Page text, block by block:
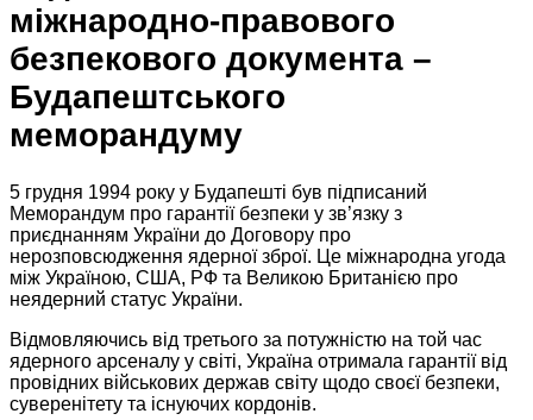
міжнародно-правового
безпекового документа –
Будапештського
меморандуму
5 грудня 1994 року у Будапешті був підписаний
Меморандум про гарантії безпеки у зв’язку з
приєднанням України до Договору про
нерозповсюдження ядерної зброї. Це міжнародна угода
між Україною, США, РФ та Великою Британією про
неядерний статус України.
Відмовляючись від третього за потужністю на той час
ядерного арсеналу у світі, Україна отримала гарантії від
провідних військових держав світу щодо своєї безпеки,
суверенітету та існуючих кордонів.